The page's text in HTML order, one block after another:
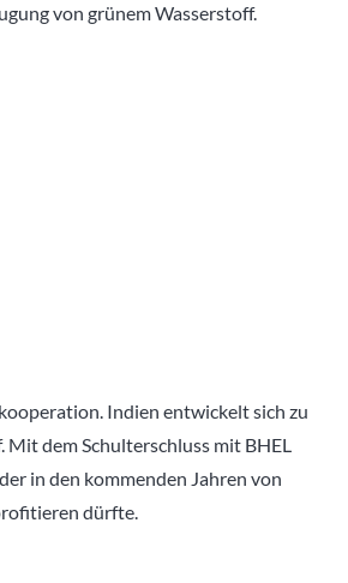
von grünem Wasserstoff.
Indien entwickelt sich zu
dem Schulterschluss mit BHEL
in den kommenden Jahren von
dürfte.